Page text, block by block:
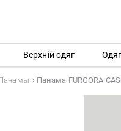
Верхній одяг Одяг
Панама FURGORA